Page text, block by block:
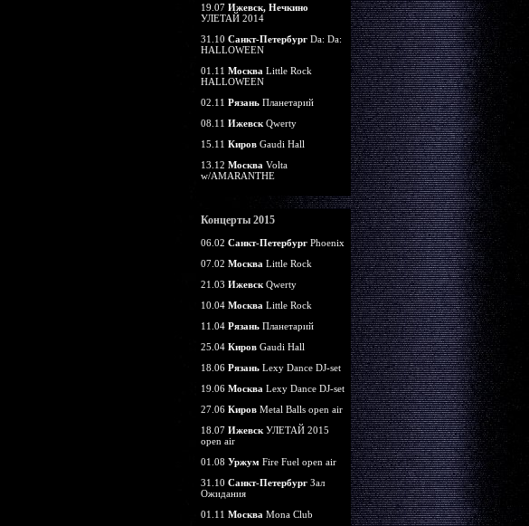
19.07 Ижевск, Нечкино
УЛЕТАЙ 2014
31.10 Санкт-ПетербургDa: Da:
HALLOWEEN
01.11 Москва Little Rock
HALLOWEEN
02.11 РязаньПланетарий
08.11 ИжевскQwerty
15.11 КировGaudi Hall
13.12 Москва Volta
w/AMARANTHE
Концерты 2015
06.02 Санкт-ПетербургPhoenix
07.02 Москва Little Rock
21.03 ИжевскQwerty
10.04 Москва Little Rock
11.04 РязаньПланетарий
25.04 КировGaudi Hall
18.06 РязаньLexy Dance DJ-set
19.06 Москва Lexy Dance DJ-set
27.06 КировMetal Balls open air
18.07 ИжевскУЛЕТАЙ 2015
open air
01.08 Уржум Fire Fuel open air
31.10 Санкт-ПетербургЗал
Ожидания
01.11 Москва Mona Club